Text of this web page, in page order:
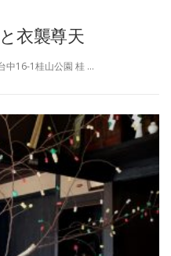
衣襲尊天
中16-1桂山公園 桂 …